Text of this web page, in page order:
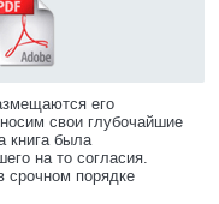
его
свои глубочайшие
книга была
на то согласия.
срочном порядке